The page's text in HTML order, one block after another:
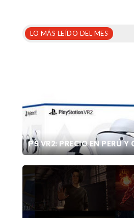
LO MÁS LEÍDO DEL MES
PS VR2: PRECIO EN PERÚ Y